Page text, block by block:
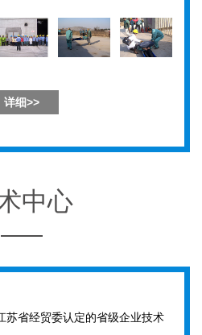
详细>>
中心
省经贸委认定的省级企业技术